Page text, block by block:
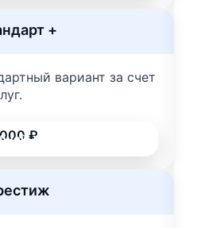
+
вариант за счет
₽